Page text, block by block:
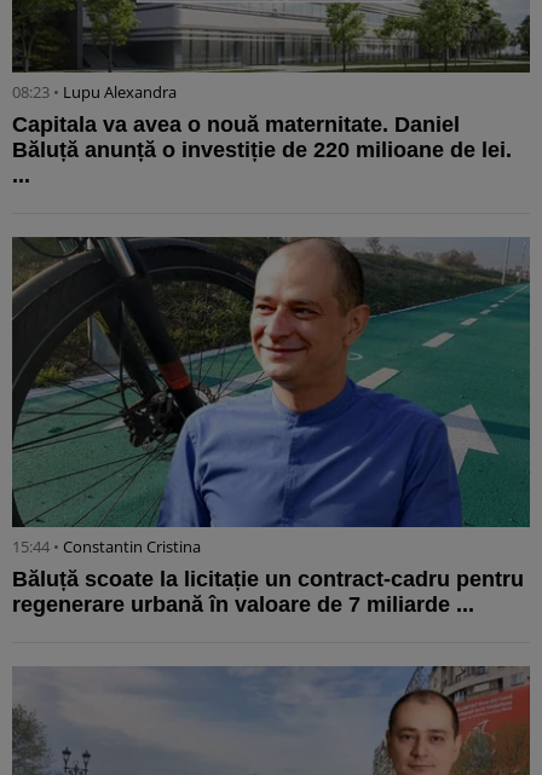
08:23 • Lupu Alexandra
Capitala va avea o nouă maternitate. Daniel
Băluță anunță o investiție de 220 milioane de lei.
...
15:44 • Constantin Cristina
Băluță scoate la licitație un contract-cadru pentru
regenerare urbană în valoare de 7 miliarde ...